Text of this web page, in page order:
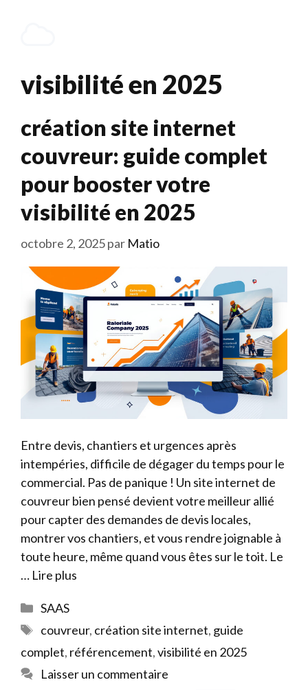
visibilité en 2025
création site internet
couvreur: guide complet
pour booster votre
visibilité en 2025
octobre 2, 2025par Matio
Entre devis, chantiers et urgences après
intempéries, difficile de dégager du temps pour le
commercial. Pas de panique ! Un site internet de
couvreur bien pensé devient votre meilleur allié
pour capter des demandes de devis locales,
montrer vos chantiers, et vous rendre joignable à
toute heure, même quand vous êtes sur le toit. Le
… Lire plus
Catégories
SAAS
Étiquettes
couvreur, création site internet, guide
complet, référencement,visibilité en 2025
Laisser un commentaire